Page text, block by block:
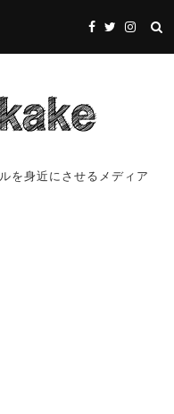
を身近にさせるメディア